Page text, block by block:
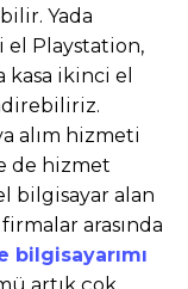
Yada
el Playstation,
ikinci el
alım hizmeti
de hizmet
bilgisayar alan
arasında
bilgisayarımı